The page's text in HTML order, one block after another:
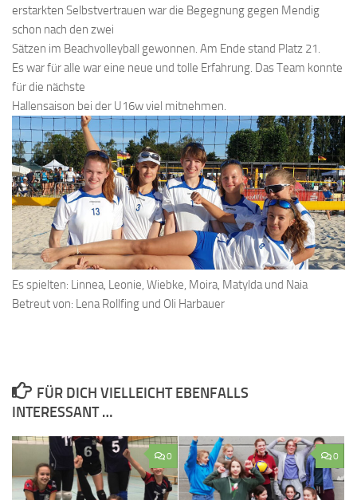
erstarkten Selbstvertrauen war die Begegnung gegen Mendig
schon nach den zwei
Sätzen im Beachvolleyball gewonnen. Am Ende stand Platz 21.
Es war für alle war eine neue und tolle Erfahrung. Das Team konnte
für die nächste
Hallensaison bei der U16w viel mitnehmen.
Es spielten: Linnea, Leonie, Wiebke, Moira, Matylda und Naia
Betreut von: Lena Rollfing und Oli Harbauer
FÜR DICH VIELLEICHT EBENFALLS
INTERESSANT …
0 0